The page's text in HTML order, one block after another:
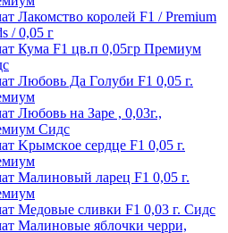
Лакомство королей F1 / Premium
/ 0,05 г
Кума F1 цв.п 0,05гр Премиум
Любoвь Дa Гoлyби F1 0,05 г.
Любовь на Заре , 0,03г.,
Сидс
Kpымcкoe cepдцe F1 0,05 г.
Maлинoвый лapeц F1 0,05 г.
Медовые сливки F1 0,03 г. Сидс
Малиновые яблочки черри,